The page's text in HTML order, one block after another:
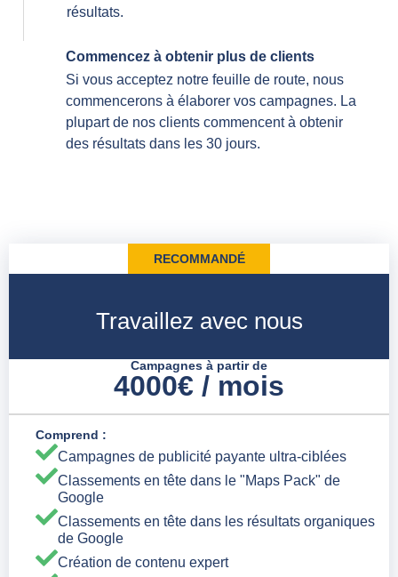
résultats.
Commencez à obtenir plus de clients
Si vous acceptez notre feuille de route, nous
commencerons à élaborer vos campagnes. La
plupart de nos clients commencent à obtenir
des résultats dans les 30 jours.
RECOMMANDÉ
Travaillez avec nous
Campagnes à partir de
4000€ / mois
Comprend :
Campagnes de publicité payante ultra-ciblées
Classements en tête dans le "Maps Pack" de
Google
Classements en tête dans les résultats organiques
de Google
Création de contenu expert